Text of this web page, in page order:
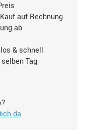
auf Rechnung
ab
& schnell
Tag
da